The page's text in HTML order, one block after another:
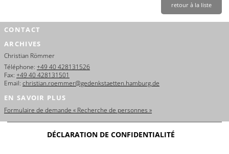
retour à la liste
CONTACT
ARCHIVES
Christian Römmer
Téléphone: +49 40 428131526
Fax: +49 40 428131501
Email: christian.roemmer@gedenkstaetten.hamburg.de
EN SAVOIR PLUS
Formulaire de demande « Recherche de personnes »
DÉCLARATION DE CONFIDENTIALITÉ